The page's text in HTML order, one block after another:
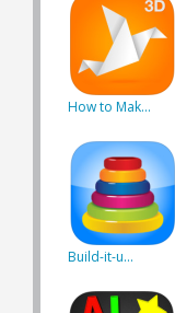
How to Mak...
Build-it-u...